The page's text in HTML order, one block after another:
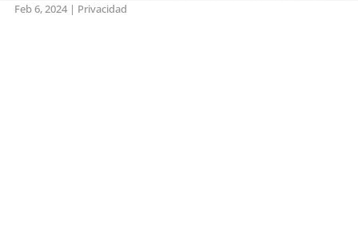
Feb 6, 2024| Privacidad